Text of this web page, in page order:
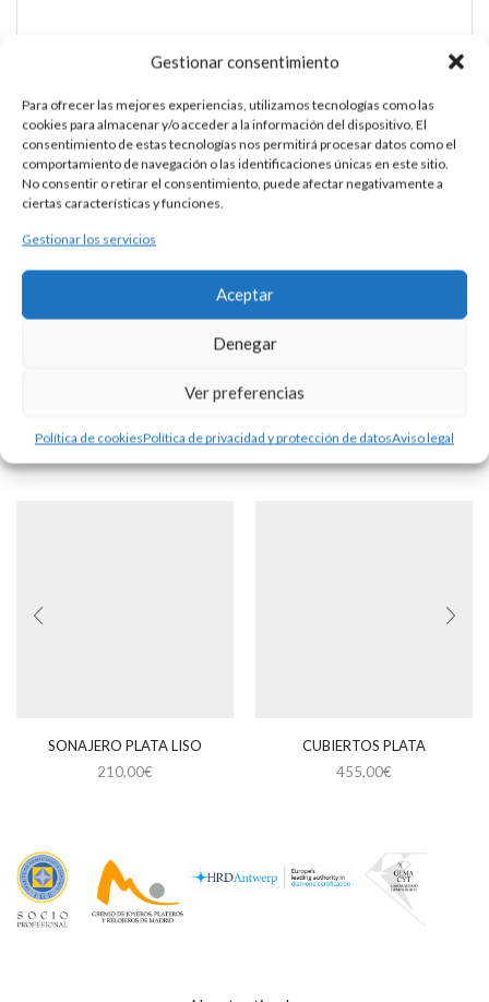
Gestionar consentimiento
Para ofrecer las mejores experiencias, utilizamos tecnologías como las
cookies para almacenar y/o acceder a la información del dispositivo. El
consentimiento de estas tecnologías nos permitirá procesar datos como el
comportamiento de navegación o las identificaciones únicas en este sitio.
No consentir o retirar el consentimiento, puede afectar negativamente a
ciertas características y funciones.
Gestionar los servicios
Aceptar
Denegar
Ver preferencias
Política de cookiesPolítica de privacidad y protección de datosAviso legal
CUBIERTOS PLATA
DESCRIPCIÓN
Juego de 3 cubiertos realizado en plata, de bebé, modelo
“Inglés”. Consta de cuchara, tenedor y cuchillo. Se pueden
personalizar con la tipografía que usted elija. Precio del
grabado no incluido. Consúltenos.
Productos Relacionados
SONAJERO PLATA LISO
210,00€
CUBIERTOS PLATA
455,00€